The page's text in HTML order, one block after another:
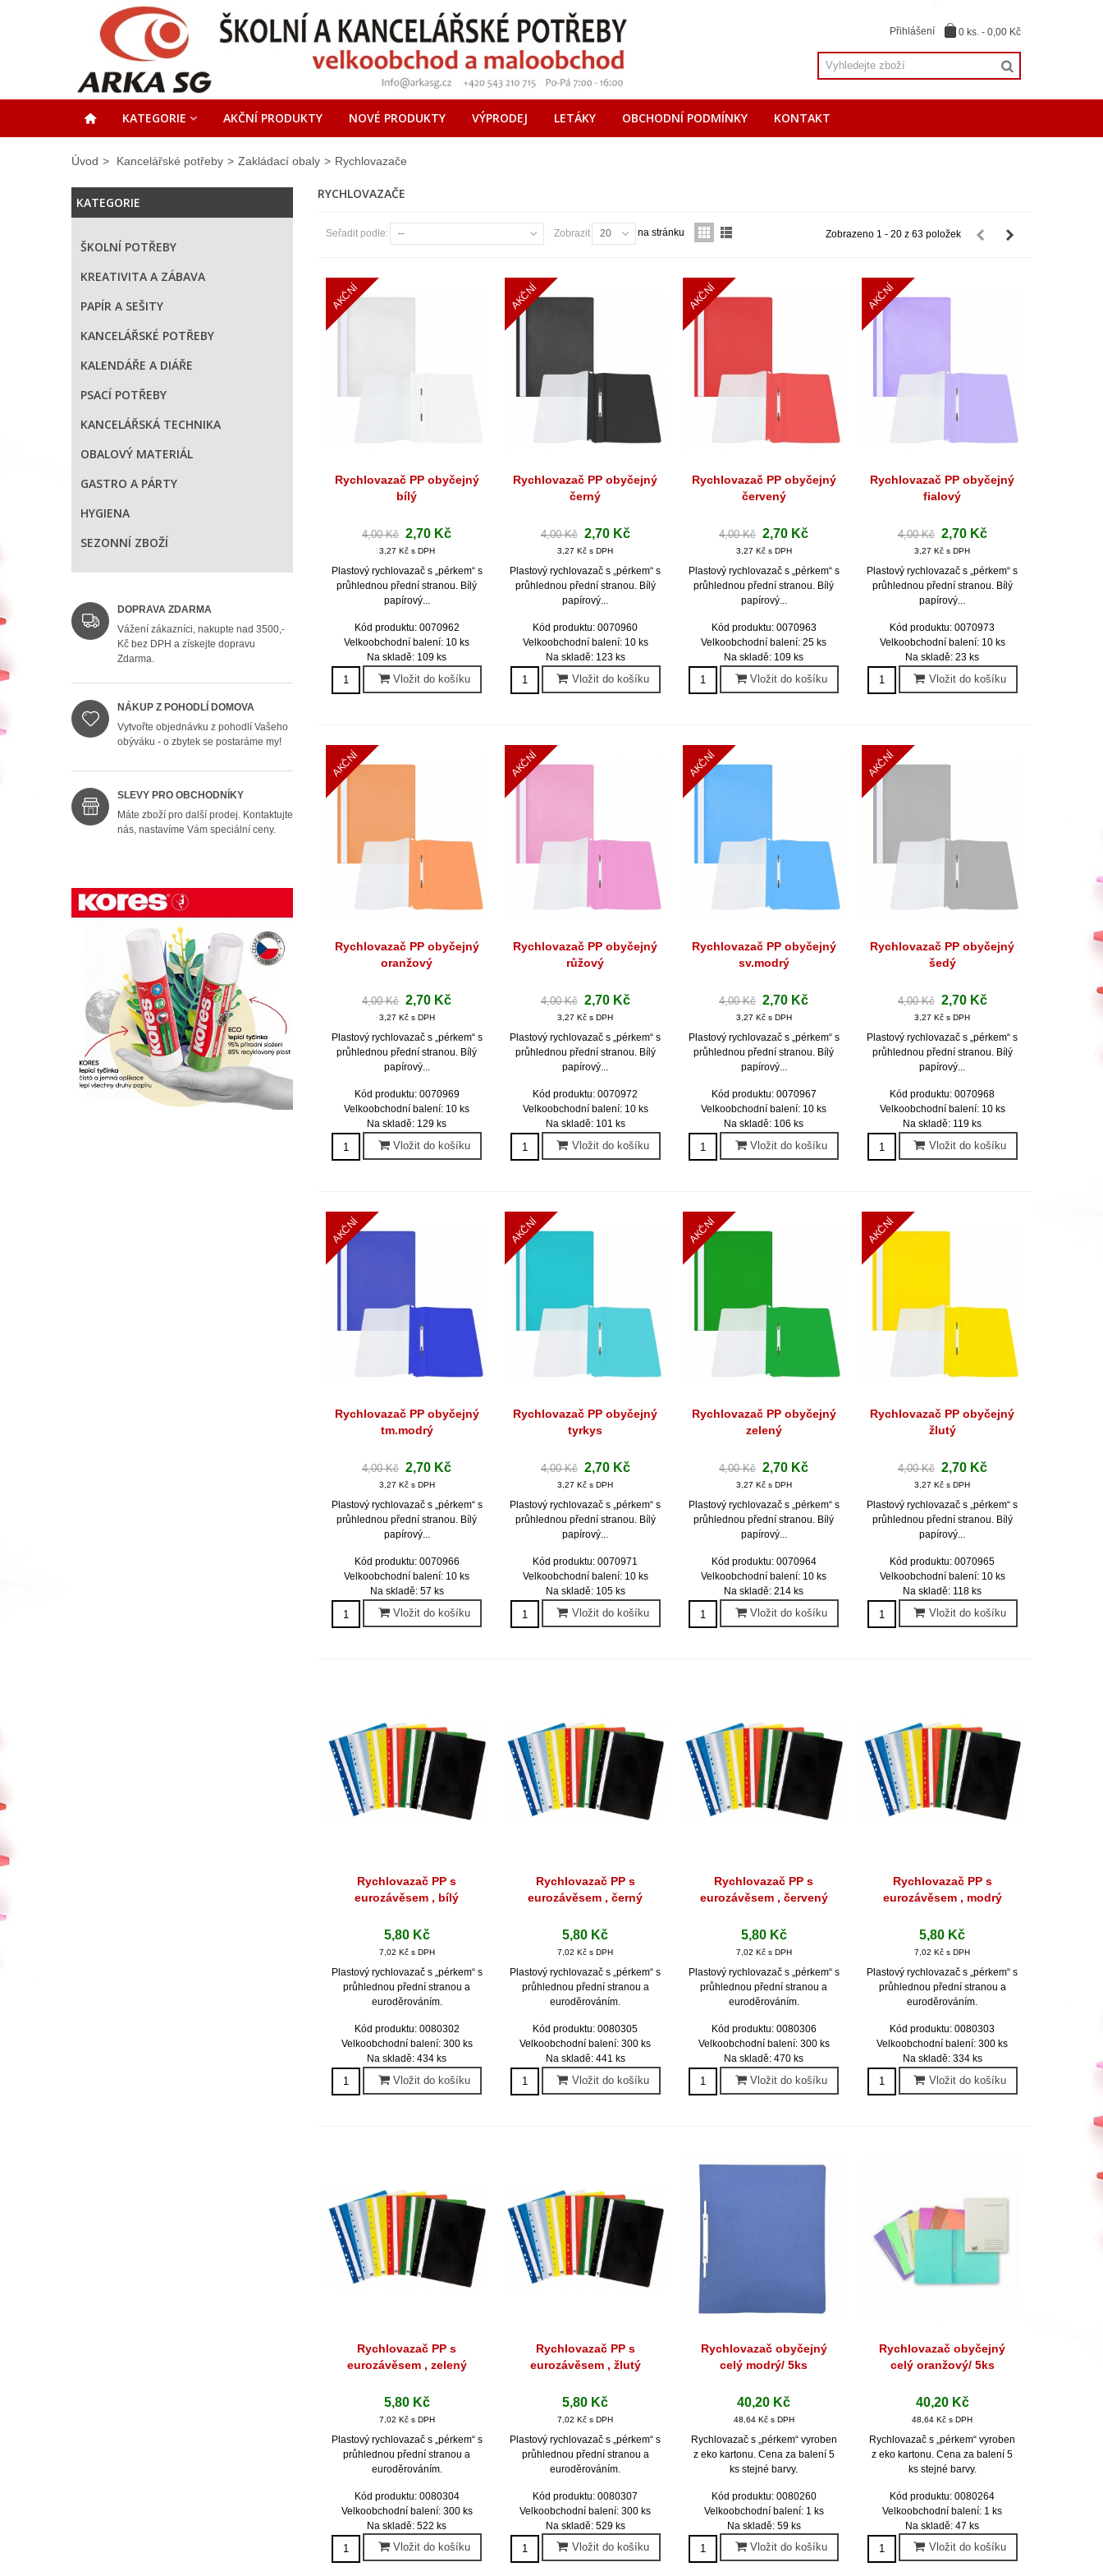
0 ks. - 0,00 Kč
Přihlášení
KATEGORIE AKČNÍ PRODUKTY NOVÉ PRODUKTY VÝPRODEJ LETÁKY OBCHODNÍ PODMÍNKY KONTAKT
Úvod > Kancelářské potřeby > Zakládací obaly > Rychlovazače
KATEGORIE
ŠKOLNÍ POTŘEBY
KREATIVITA A ZÁBAVA
PAPÍR A SEŠITY
KANCELÁŘSKÉ POTŘEBY
KALENDÁŘE A DIÁŘE
PSACÍ POTŘEBY
KANCELÁŘSKÁ TECHNIKA
OBALOVÝ MATERIÁL
GASTRO A PÁRTY
HYGIENA
SEZONNÍ ZBOŽÍ
DOPRAVA ZDARMA
Vážení zákazníci, nakupte nad 3500,-
Kč bez DPH a získejte dopravu
Zdarma.
NÁKUP Z POHODLÍ DOMOVA
Vytvořte objednávku z pohodlí Vašeho
obýváku - o zbytek se postaráme my!
SLEVY PRO OBCHODNÍKY
Máte zboží pro další prodej. Kontaktujte
nás, nastavíme Vám speciální ceny.
RYCHLOVAZAČE
Seřadit podle: -- Zobrazit 20 na stránku Zobrazeno 1 - 20 z 63 položek
AKČNÍ
Rychlý náhled
Rychlovazač PP obyčejný
bílý
4,00 Kč 2,70 Kč
3,27 Kč s DPH
Plastový rychlovazač s „pérkem“ s
průhlednou přední stranou. Bílý
papírový...
Kód produktu: 0070962
Velkoobchodní balení: 10 ks
Na skladě: 109 ks
Vložit do košíku
AKČNÍ
Rychlý náhled
Rychlovazač PP obyčejný
černý
4,00 Kč 2,70 Kč
3,27 Kč s DPH
Plastový rychlovazač s „pérkem“ s
průhlednou přední stranou. Bílý
papírový...
Kód produktu: 0070960
Velkoobchodní balení: 10 ks
Na skladě: 123 ks
Vložit do košíku
AKČNÍ
Rychlý náhled
Rychlovazač PP obyčejný
červený
4,00 Kč 2,70 Kč
3,27 Kč s DPH
Plastový rychlovazač s „pérkem“ s
průhlednou přední stranou. Bílý
papírový...
Kód produktu: 0070963
Velkoobchodní balení: 25 ks
Na skladě: 109 ks
Vložit do košíku
AKČNÍ
Rychlý náhled
Rychlovazač PP obyčejný
fialový
4,00 Kč 2,70 Kč
3,27 Kč s DPH
Plastový rychlovazač s „pérkem“ s
průhlednou přední stranou. Bílý
papírový...
Kód produktu: 0070973
Velkoobchodní balení: 10 ks
Na skladě: 23 ks
Vložit do košíku
AKČNÍ
Rychlý náhled
Rychlovazač PP obyčejný
oranžový
4,00 Kč 2,70 Kč
3,27 Kč s DPH
Plastový rychlovazač s „pérkem“ s
průhlednou přední stranou. Bílý
papírový...
Kód produktu: 0070969
Velkoobchodní balení: 10 ks
Na skladě: 129 ks
Vložit do košíku
AKČNÍ
Rychlý náhled
Rychlovazač PP obyčejný
růžový
4,00 Kč 2,70 Kč
3,27 Kč s DPH
Plastový rychlovazač s „pérkem“ s
průhlednou přední stranou. Bílý
papírový...
Kód produktu: 0070972
Velkoobchodní balení: 10 ks
Na skladě: 101 ks
Vložit do košíku
AKČNÍ
Rychlý náhled
Rychlovazač PP obyčejný
sv.modrý
4,00 Kč 2,70 Kč
3,27 Kč s DPH
Plastový rychlovazač s „pérkem“ s
průhlednou přední stranou. Bílý
papírový...
Kód produktu: 0070967
Velkoobchodní balení: 10 ks
Na skladě: 106 ks
Vložit do košíku
AKČNÍ
Rychlý náhled
Rychlovazač PP obyčejný
šedý
4,00 Kč 2,70 Kč
3,27 Kč s DPH
Plastový rychlovazač s „pérkem“ s
průhlednou přední stranou. Bílý
papírový...
Kód produktu: 0070968
Velkoobchodní balení: 10 ks
Na skladě: 119 ks
Vložit do košíku
AKČNÍ
Rychlý náhled
Rychlovazač PP obyčejný
tm.modrý
4,00 Kč 2,70 Kč
3,27 Kč s DPH
Plastový rychlovazač s „pérkem“ s
průhlednou přední stranou. Bílý
papírový...
Kód produktu: 0070966
Velkoobchodní balení: 10 ks
Na skladě: 57 ks
Vložit do košíku
AKČNÍ
Rychlý náhled
Rychlovazač PP obyčejný
tyrkys
4,00 Kč 2,70 Kč
3,27 Kč s DPH
Plastový rychlovazač s „pérkem“ s
průhlednou přední stranou. Bílý
papírový...
Kód produktu: 0070971
Velkoobchodní balení: 10 ks
Na skladě: 105 ks
Vložit do košíku
AKČNÍ
Rychlý náhled
Rychlovazač PP obyčejný
zelený
4,00 Kč 2,70 Kč
3,27 Kč s DPH
Plastový rychlovazač s „pérkem“ s
průhlednou přední stranou. Bílý
papírový...
Kód produktu: 0070964
Velkoobchodní balení: 10 ks
Na skladě: 214 ks
Vložit do košíku
AKČNÍ
Rychlý náhled
Rychlovazač PP obyčejný
žlutý
4,00 Kč 2,70 Kč
3,27 Kč s DPH
Plastový rychlovazač s „pérkem“ s
průhlednou přední stranou. Bílý
papírový...
Kód produktu: 0070965
Velkoobchodní balení: 10 ks
Na skladě: 118 ks
Vložit do košíku
Rychlý náhled
Rychlovazač PP s
eurozávěsem , bílý
5,80 Kč
7,02 Kč s DPH
Plastový rychlovazač s „pérkem“ s
průhlednou přední stranou a
euroděrováním.
Kód produktu: 0080302
Velkoobchodní balení: 300 ks
Na skladě: 434 ks
Vložit do košíku
Rychlý náhled
Rychlovazač PP s
eurozávěsem , černý
5,80 Kč
7,02 Kč s DPH
Plastový rychlovazač s „pérkem“ s
průhlednou přední stranou a
euroděrováním.
Kód produktu: 0080305
Velkoobchodní balení: 300 ks
Na skladě: 441 ks
Vložit do košíku
Rychlý náhled
Rychlovazač PP s
eurozávěsem , červený
5,80 Kč
7,02 Kč s DPH
Plastový rychlovazač s „pérkem“ s
průhlednou přední stranou a
euroděrováním.
Kód produktu: 0080306
Velkoobchodní balení: 300 ks
Na skladě: 470 ks
Vložit do košíku
Rychlý náhled
Rychlovazač PP s
eurozávěsem , modrý
5,80 Kč
7,02 Kč s DPH
Plastový rychlovazač s „pérkem“ s
průhlednou přední stranou a
euroděrováním.
Kód produktu: 0080303
Velkoobchodní balení: 300 ks
Na skladě: 334 ks
Vložit do košíku
Rychlý náhled
Rychlovazač PP s
eurozávěsem , zelený
5,80 Kč
7,02 Kč s DPH
Plastový rychlovazač s „pérkem“ s
průhlednou přední stranou a
euroděrováním.
Kód produktu: 0080304
Velkoobchodní balení: 300 ks
Na skladě: 522 ks
Vložit do košíku
Rychlý náhled
Rychlovazač PP s
eurozávěsem , žlutý
5,80 Kč
7,02 Kč s DPH
Plastový rychlovazač s „pérkem“ s
průhlednou přední stranou a
euroděrováním.
Kód produktu: 0080307
Velkoobchodní balení: 300 ks
Na skladě: 529 ks
Vložit do košíku
Rychlý náhled
Rychlovazač obyčejný
celý modrý/ 5ks
40,20 Kč
48,64 Kč s DPH
Rychlovazač s „pérkem“ vyroben
z eko kartonu. Cena za balení 5
ks stejné barvy.
Kód produktu: 0080260
Velkoobchodní balení: 1 ks
Na skladě: 59 ks
Vložit do košíku
Rychlý náhled
Rychlovazač obyčejný
celý oranžový/ 5ks
40,20 Kč
48,64 Kč s DPH
Rychlovazač s „pérkem“ vyroben
z eko kartonu. Cena za balení 5
ks stejné barvy.
Kód produktu: 0080264
Velkoobchodní balení: 1 ks
Na skladě: 47 ks
Vložit do košíku